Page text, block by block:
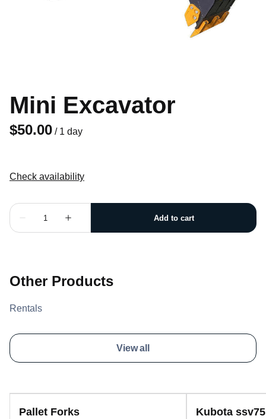
Mini Excavator
/
Other Products
Rentals
View all
Pallet Forks Kubota